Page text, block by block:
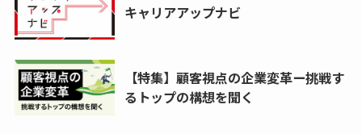
キャリアアップナビ
【特集】顧客視点の企業変革ー挑戦す
るトップの構想を聞く